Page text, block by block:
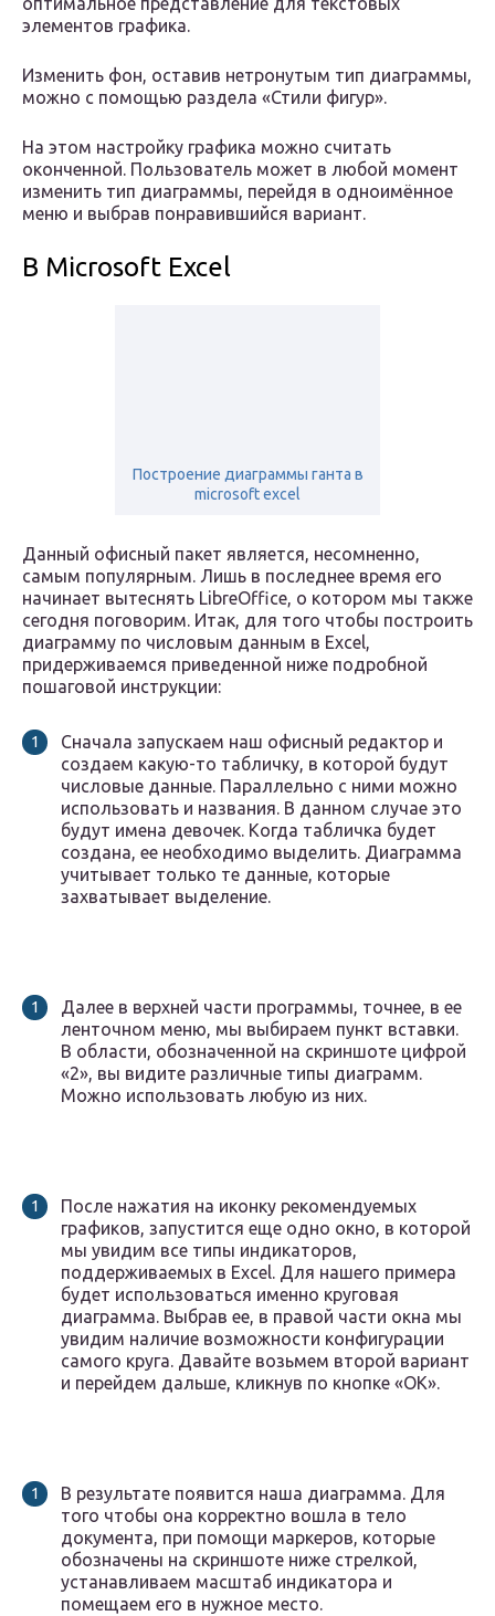
элементов графика.
Изменить фон, оставив нетронутым тип диаграммы,
можно с помощью раздела «Стили фигур».
На этом настройку графика можно считать
оконченной. Пользователь может в любой момент
изменить тип диаграммы, перейдя в одноимённое
меню и выбрав понравившийся вариант.
В Microsoft Excel
Построение диаграммы ганта в
microsoft excel
Данный офисный пакет является, несомненно,
самым популярным. Лишь в последнее время его
начинает вытеснять LibreOffice, о котором мы также
сегодня поговорим. Итак, для того чтобы построить
диаграмму по числовым данным в Excel,
придерживаемся приведенной ниже подробной
пошаговой инструкции:
Сначала запускаем наш офисный редактор и
создаем какую-то табличку, в которой будут
числовые данные. Параллельно с ними можно
использовать и названия. В данном случае это
будут имена девочек. Когда табличка будет
создана, ее необходимо выделить. Диаграмма
учитывает только те данные, которые
захватывает выделение.
Далее в верхней части программы, точнее, в ее
ленточном меню, мы выбираем пункт вставки.
В области, обозначенной на скриншоте цифрой
«2», вы видите различные типы диаграмм.
Можно использовать любую из них.
После нажатия на иконку рекомендуемых
графиков, запустится еще одно окно, в которой
мы увидим все типы индикаторов,
поддерживаемых в Excel. Для нашего примера
будет использоваться именно круговая
диаграмма. Выбрав ее, в правой части окна мы
увидим наличие возможности конфигурации
самого круга. Давайте возьмем второй вариант
и перейдем дальше, кликнув по кнопке «ОК».
В результате появится наша диаграмма. Для
того чтобы она корректно вошла в тело
документа, при помощи маркеров, которые
обозначены на скриншоте ниже стрелкой,
устанавливаем масштаб индикатора и
помещаем его в нужное место.